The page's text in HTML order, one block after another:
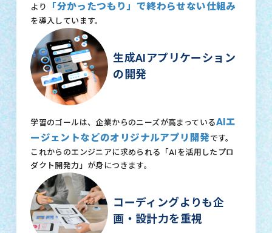
より
「分かったつもり」で終わらせない仕組み
を導入しています。
生成AIアプリケーション
の開発
学習のゴールは、企業からのニーズが高まっているAIエ
ージェントなどのオリジナルアプリ開発です。
これからのエンジニアに求められる「AIを活用したプロ
ダクト開発力」が身につきます。
コーディングよりも企
画・設計力を重視